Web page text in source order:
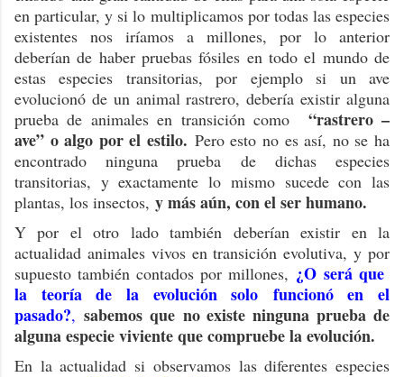
en particular, y si lo multiplicamos por todas las especies
existentes nos iríamos a millones, por lo anterior
deberían de haber pruebas fósiles en todo el mundo de
estas especies transitorias, por ejemplo si un ave
evolucionó de un animal rastrero, debería existir alguna
prueba de animales en transición como “rastrero –
ave” o algo por el estilo. Pero esto no es así, no se ha
encontrado ninguna prueba de dichas especies
transitorias, y exactamente lo mismo sucede con las
plantas, los insectos, y más aún, con el ser humano.
Y por el otro lado también deberían existir en la
actualidad animales vivos en transición evolutiva, y por
supuesto también contados por millones, ¿O será que
la teoría de la evolución solo funcionó en el
pasado?, sabemos que no existe ninguna prueba de
alguna especie viviente que compruebe la evolución.
En la actualidad si observamos las diferentes especies